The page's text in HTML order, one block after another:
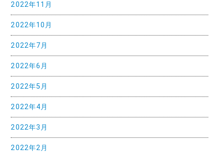
ョ
ン
2022年11月
2022年10月
2022年7月
2022年6月
2022年5月
2022年4月
2022年3月
2022年2月